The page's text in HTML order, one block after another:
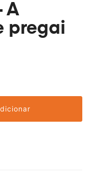
A
pregai